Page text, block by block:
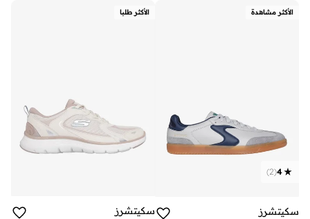
تم بيع أكثر من 50 مؤخرا
تم بيع أكثر من 50 مؤخرا
الأكثر مشاهدة
4
(
2
)
سكيتشرز
الأكثر طلبا
سكيتشرز